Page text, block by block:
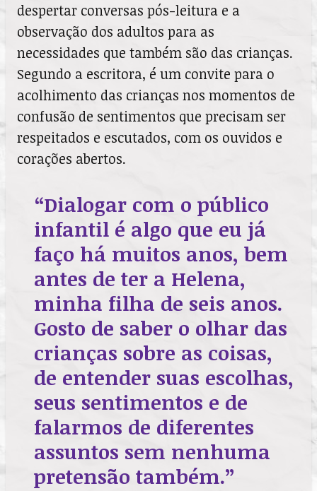
despertar conversas pós-leitura e a
observação dos adultos para as
necessidades que também são das crianças.
Segundo a escritora, é um convite para o
acolhimento das crianças nos momentos de
confusão de sentimentos que precisam ser
respeitados e escutados, com os ouvidos e
corações abertos.
“Dialogar com o público
infantil é algo que eu já
faço há muitos anos, bem
antes de ter a Helena,
minha filha de seis anos.
Gosto de saber o olhar das
crianças sobre as coisas,
de entender suas escolhas,
seus sentimentos e de
falarmos de diferentes
assuntos sem nenhuma
pretensão também.”